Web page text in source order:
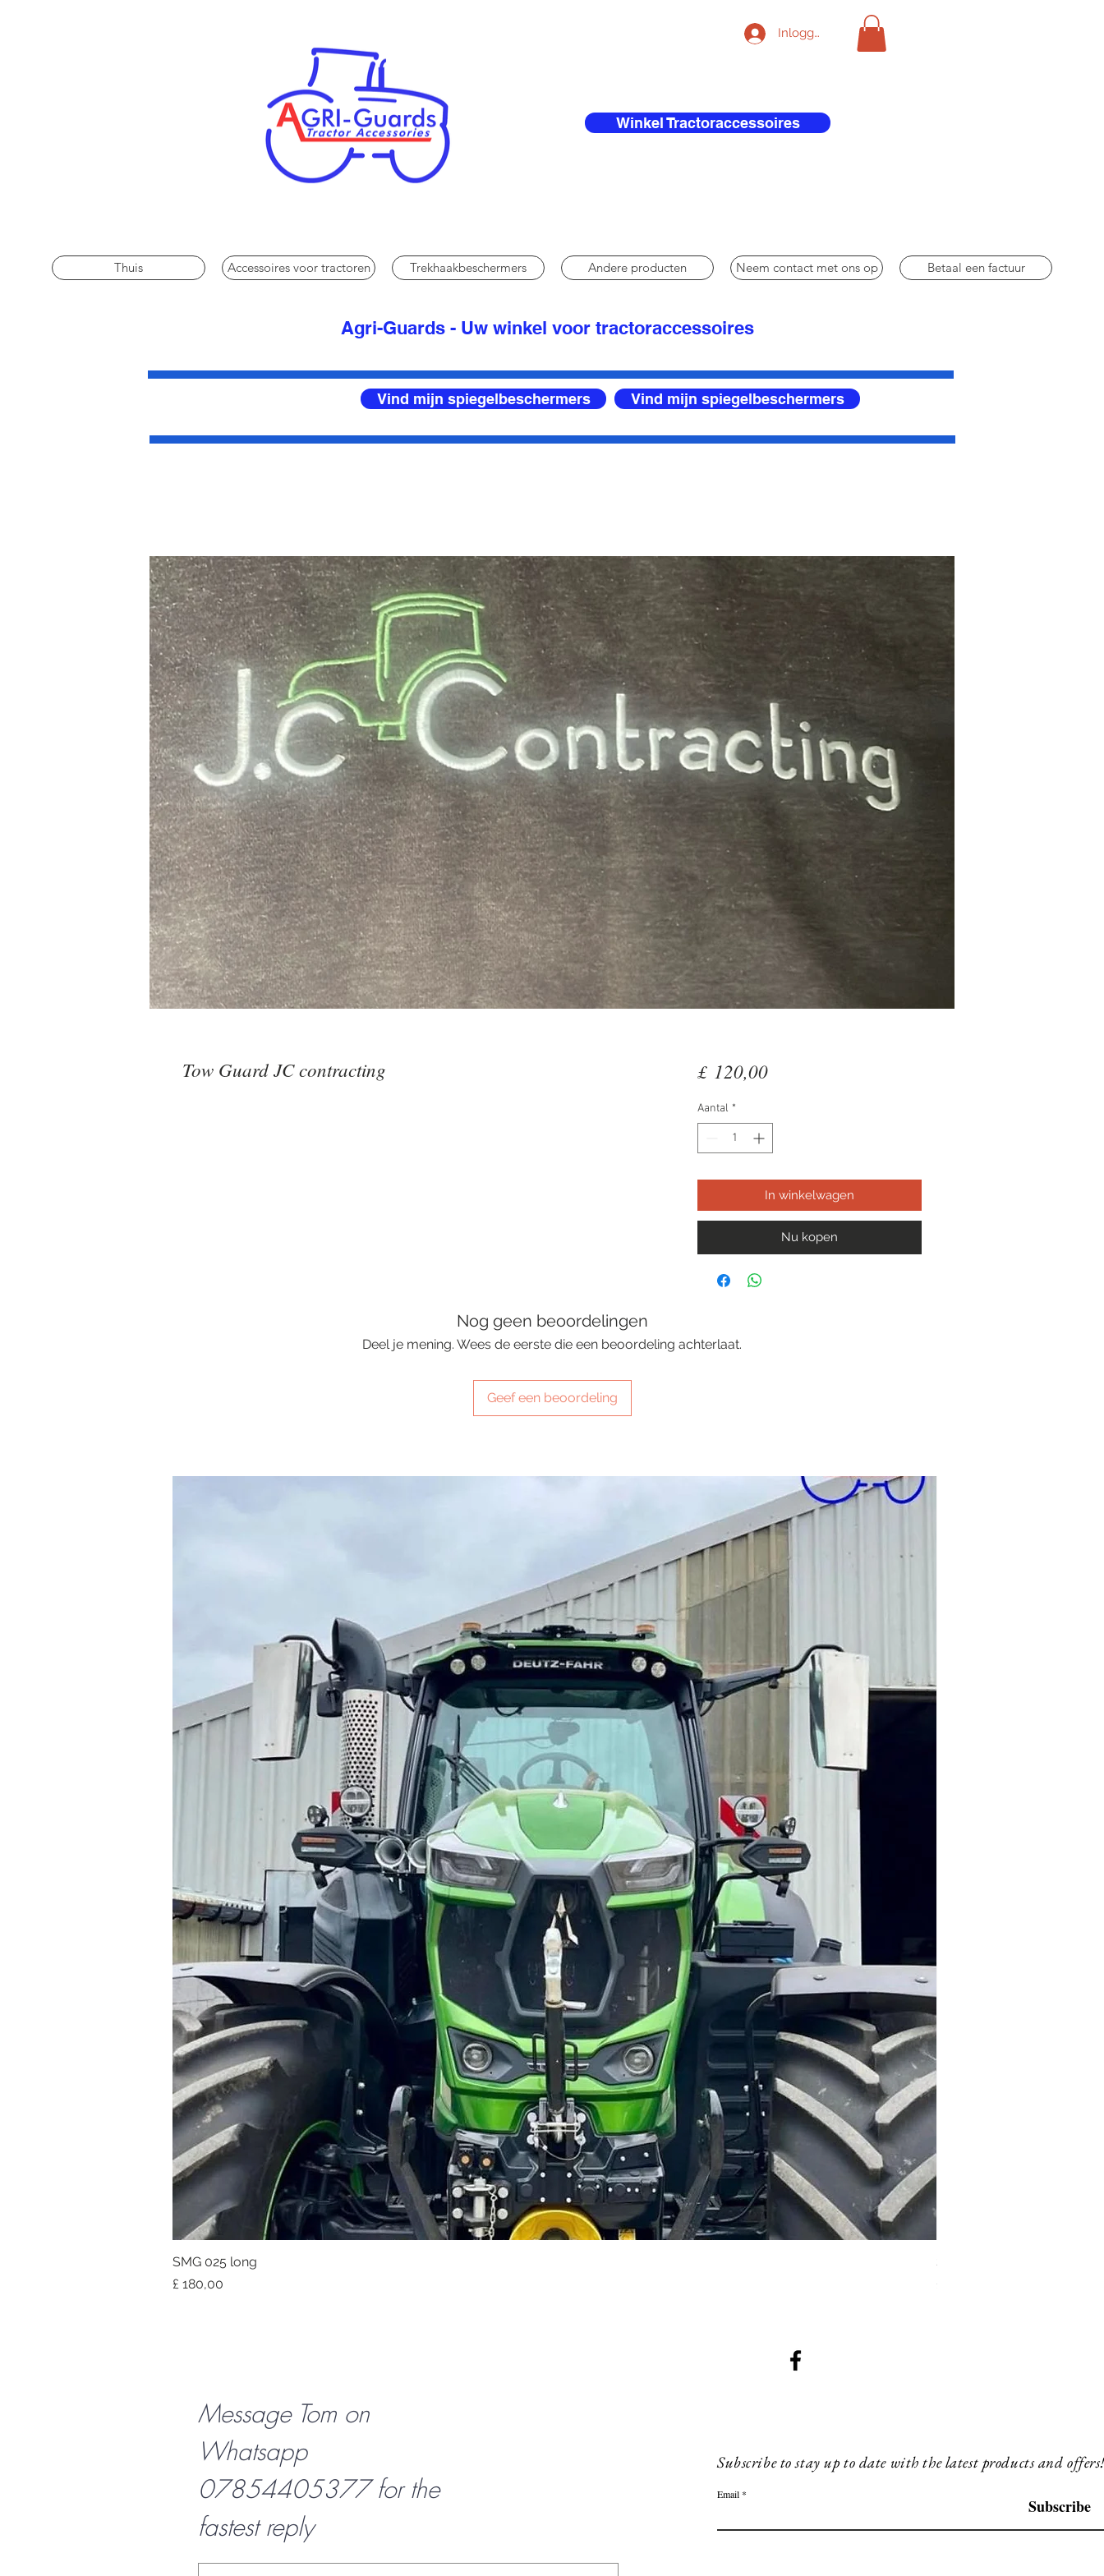
Inloggen
Winkel Tractoraccessoires
Thuis Accessoires voor tractoren Trekhaakbeschermers Andere producten Neem contact met ons op Betaal een factuur
Agri-Guards - Uw winkel voor tractoraccessoires
Vind mijn spiegelbeschermers Vind mijn spiegelbeschermers
Tow Guard JC contracting £ 120,00Prijs
Aantal *
In winkelwagen
Nu kopen
Nog geen beoordelingen
Deel je mening. Wees de eerste die een beoordeling achterlaat.
Geef een beoordeling
SMG 025 long
Prijs
£ 180,00
SMG 008 stainless and
Prijs
£ 200,00
Message Tom on
Whatsapp
07854405377 for the
fastest reply
Subscribe to stay up to date with the latest products and
Email
Subscribe